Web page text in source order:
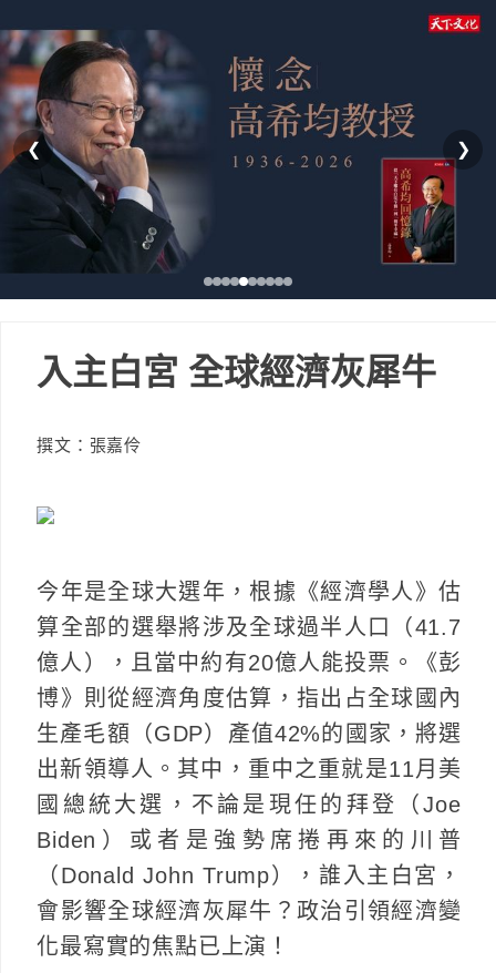
❮ ❯
入主白宮 全球經濟灰犀牛
撰文：張嘉伶
今年是全球大選年，根據《經濟學人》估
算全部的選舉將涉及全球過半人口（41.7
億人），且當中約有20億人能投票。《彭
博》則從經濟角度估算，指出占全球國內
生產毛額（GDP）產值42%的國家，將選
出新領導人。其中，重中之重就是11月美
國總統大選，不論是現任的拜登（Joe
Biden）或者是強勢席捲再來的川普
（Donald John Trump），誰入主白宮，
會影響全球經濟灰犀牛？政治引領經濟變
化最寫實的焦點已上演！